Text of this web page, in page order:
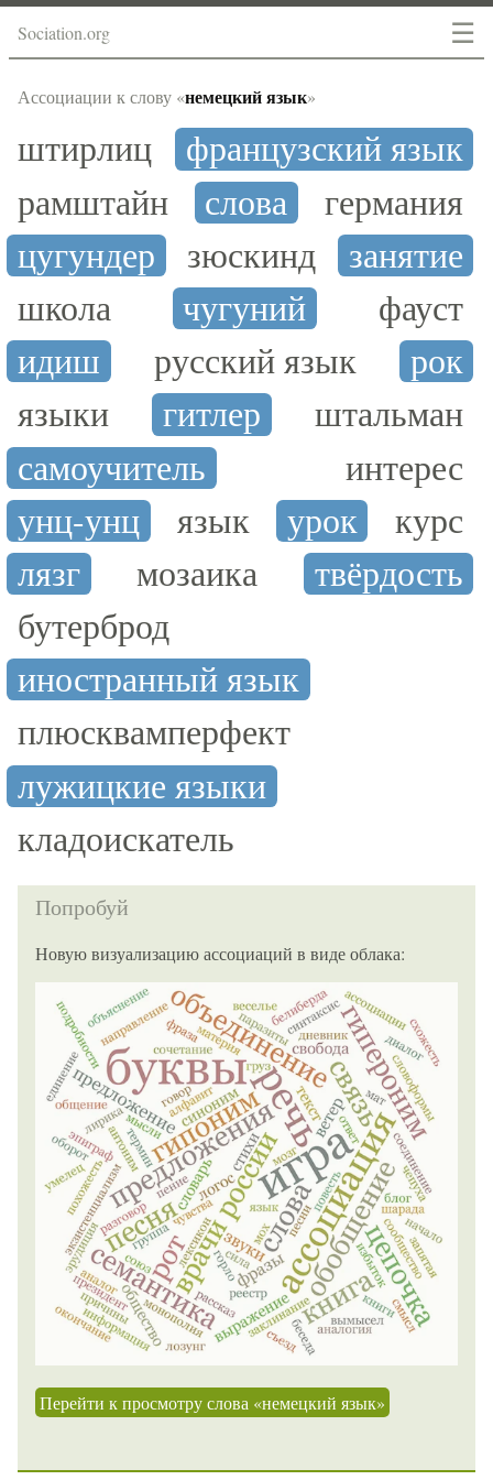
☰
Sociation.org
Ассоциации к слову «немецкий язык»
штирлиц
французский язык
рамштайн
слова
германия
цугундер
зюскинд
занятие
школа
чугуний
фауст
идиш
русский язык
рок
языки
гитлер
штальман
самоучитель
интерес
унц-унц
язык урок
курс
лязг
мозаика
твёрдость
бутерброд
иностранный язык
плюсквамперфект
лужицкие языки
кладоискатель
Попробуй
Новую визуализацию ассоциаций в виде облака:
Перейти к просмотру слова «немецкий язык»